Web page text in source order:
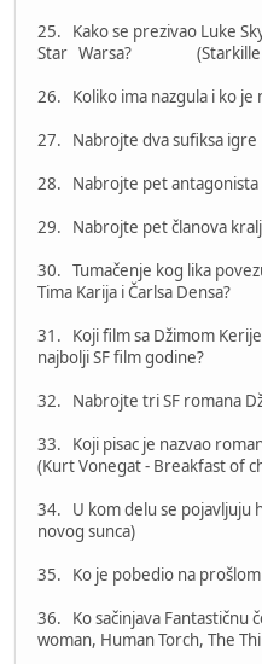
25. Kako se prezivao Luke
Star Warsa?
26. Koliko ima nazgula i ko
27. Nabrojte dva sufiksa
28. Nabrojte pet antagonista
29. Nabrojte pet članova
30. Tumačenje kog lika
Tima Karija i Čarlsa
31. Koji film sa Džimom
najbolji SF film godine?
32. Nabrojte tri SF romana
33. Koji pisac je nazvao
(Kurt Vonegat - Breakfast of
34. U kom delu se
novog sunca)
35. Ko je pobedio na
36. Ko sačinjava Fantastičnu
woman, Human Torch, The